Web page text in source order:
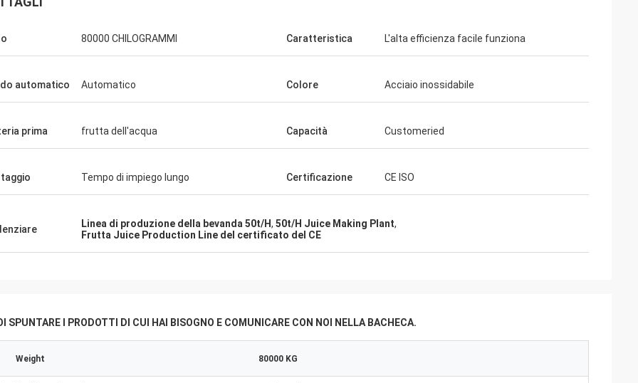
80000 CHILOGRAMMI Caratteristica L'alta efficienza facile funziona
automatico Automatico Colore Acciaio inossidabile
prima frutta dell'acqua Capacità Customeried
Tempo di impiego lungo Certificazione CE ISO
Linea di produzione della bevanda 50t/H, 50t/H Juice Making Plant,
Frutta Juice Production Line del certificato del CE
SPUNTARE I PRODOTTI DI CUI HAI BISOGNO E COMUNICARE CON NOI NELLA BACHECA.
Weight 80000 KG